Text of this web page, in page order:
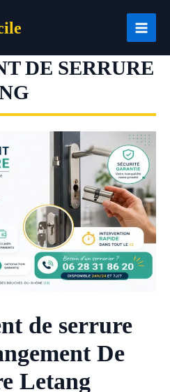
DE SERRURE
de serrure
De
Letang